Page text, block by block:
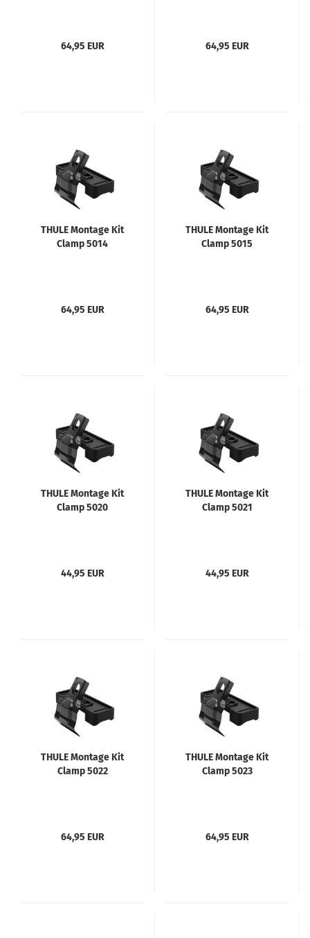
64,95 EUR 64,95 EUR
THULE Montage Kit
Clamp 5014
64,95 EUR
THULE Montage Kit
Clamp 5015
64,95 EUR
THULE Montage Kit
Clamp 5020
44,95 EUR
THULE Montage Kit
Clamp 5021
44,95 EUR
THULE Montage Kit
Clamp 5022
64,95 EUR
THULE Montage Kit
Clamp 5023
64,95 EUR